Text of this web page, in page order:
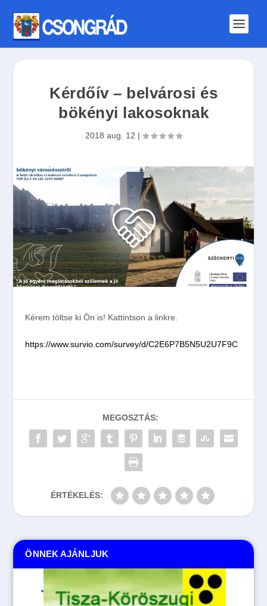
Kérdőív – belvárosi és
bökényi lakosoknak
2018 aug. 12 |
Kérem töltse ki Ön is! Kattintson a linkre.
https://www.survio.com/survey/d/C2E6P7B5N5U2U7F9C
MEGOSZTÁS:
ÉRTÉKELÉS:
ÖNNEK AJÁNLJUK